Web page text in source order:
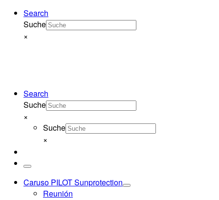
Search
Suche
×
Search
Suche
×
Suche
×
Menú
Caruso PILOT Sunprotection
Reunión